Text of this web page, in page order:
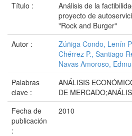
Título :
Análisis de la
proyecto de
"Rock and Burger"
Autor :
Zúñiga Condo, Lenín
Chérrez P., Santiago
Navas Amoroso,
Palabras
clave :
ANÁLISIS
DE
Fecha de
publicación
:
2010